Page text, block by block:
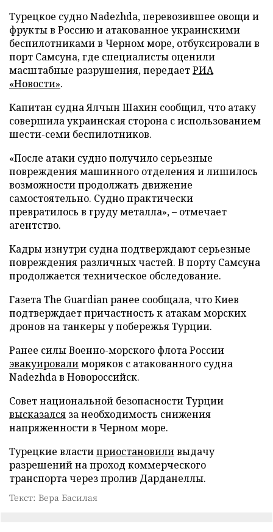
Турецкое судно Nadezhda, перевозившее овощи и
фрукты в Россию и атакованное украинскими
беспилотниками в Черном море, отбуксировали в
порт Самсуна, где специалисты оценили
масштабные разрушения, передаетРИА
«Новости».
Капитан судна Ялчын Шахин сообщил, что атаку
совершила украинская сторона с использованием
шести-семи беспилотников.
«После атаки судно получило серьезные
повреждения машинного отделения и лишилось
возможности продолжать движение
самостоятельно. Судно практически
превратилось в груду металла», – отмечает
агентство.
Кадры изнутри судна подтверждают серьезные
повреждения различных частей. В порту Самсуна
продолжается техническое обследование.
Газета The Guardian ранее сообщала, что Киев
подтверждает причастность к атакам морских
дронов на танкеры у побережья Турции.
Ранее силы Военно-морского флота России
эвакуировалиморяков с атакованного судна
Nadezhda в Новороссийск.
Совет национальной безопасности Турции
высказался за необходимость снижения
напряженности в Черном море.
Турецкие властиприостановиливыдачу
разрешений на проход коммерческого
транспорта через пролив Дарданеллы.
Текст: Вера Басилая